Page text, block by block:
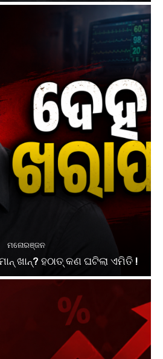
ମନୋରଞ୍ଜନ
ଖାନ୍? ହଠାତ୍ କଣ ଘଟିଲା ଏମିତି !